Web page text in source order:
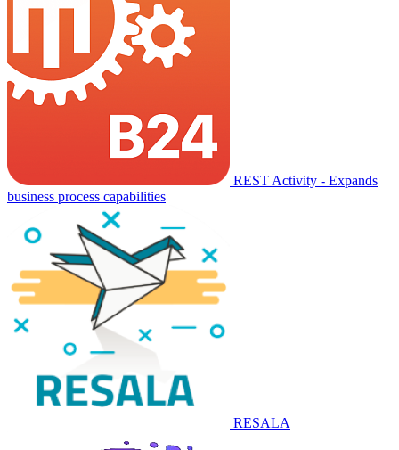
REST Activity - Expands
business process capabilities
RESALA